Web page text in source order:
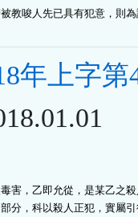
教唆人先已具有犯意，則
年上字第
害，乙即允從，是某乙之
分，科以殺人正犯，實屬